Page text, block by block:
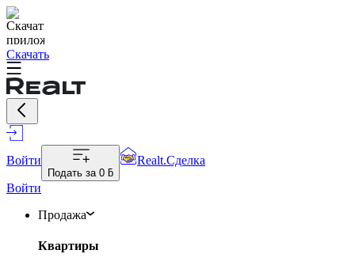
Скачать
Войти
Подать за 0 ƃ
Realt.Сделка
Войти
Продажа
Квартиры